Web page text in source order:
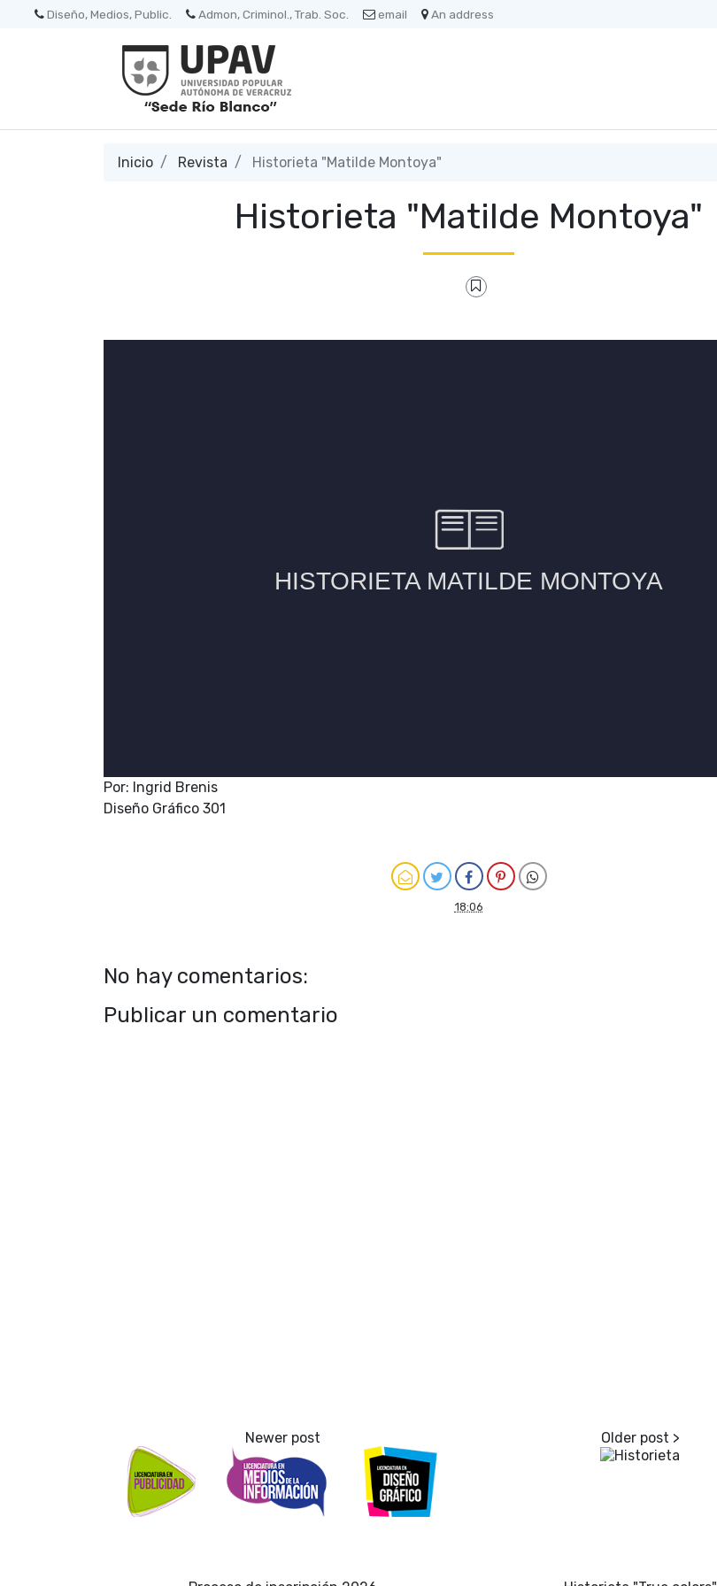
Diseño, Medios, Public. Admon, Criminol., Trab. Soc. email An address
Inicio Revista Historieta "Matilde Montoya"
Historieta "Matilde Montoya"
Por: Ingrid Brenis
Diseño Gráfico 301
18:06
No hay comentarios:
Publicar un comentario